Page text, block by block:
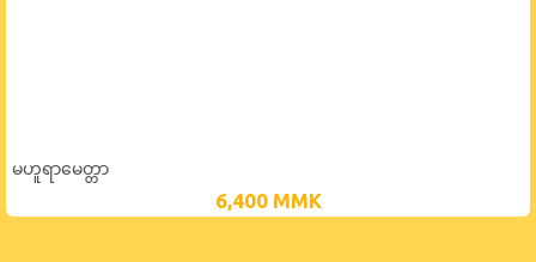
မဟူရာမေတ္တာ
6,400 MMK